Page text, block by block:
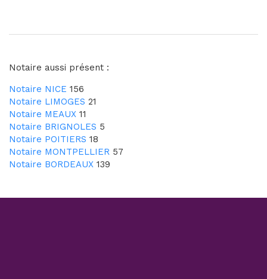
Notaire aussi présent :
Notaire NICE 156
Notaire LIMOGES 21
Notaire MEAUX 11
Notaire BRIGNOLES 5
Notaire POITIERS 18
Notaire MONTPELLIER 57
Notaire BORDEAUX 139